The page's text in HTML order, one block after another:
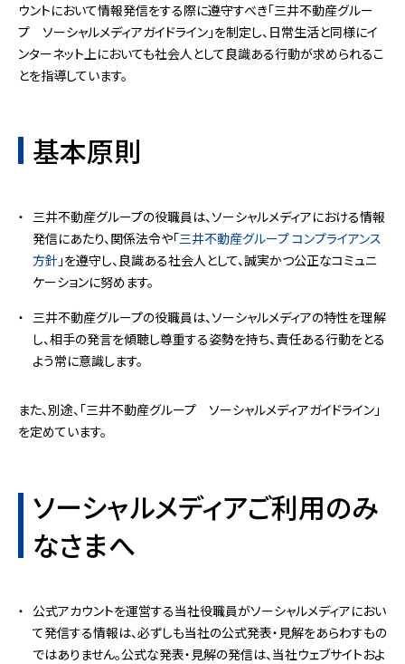
ウントにおいて情報発信をする際に遵守すべき「三井不動産グルー
プ ソーシャルメディアガイドライン」を制定し、日常生活と同様にイ
ンターネット上においても社会人として良識ある行動が求められるこ
とを指導しています。
基本原則
三井不動産グループの役職員は、ソーシャルメディアにおける情報
発信にあたり、関係法令や「三井不動産グループ コンプライアンス
方針 」を遵守し、良識ある社会人として、誠実かつ公正なコミュニ
ケーションに努めます。
三井不動産グループの役職員は、ソーシャルメディアの特性を理解
し、相手の発言を傾聴し尊重する姿勢を持ち、責任ある行動をとる
よう常に意識します。
また、別途、「三井不動産グループ ソーシャルメディアガイドライン」
を定めています。
ソーシャルメディアご利用のみ
なさまへ
公式アカウントを運営する当社役職員がソーシャルメディアにおい
て発信する情報は、必ずしも当社の公式発表・見解をあらわすもの
ではありません。公式な発表・見解の発信は、当社ウェブサイトおよ